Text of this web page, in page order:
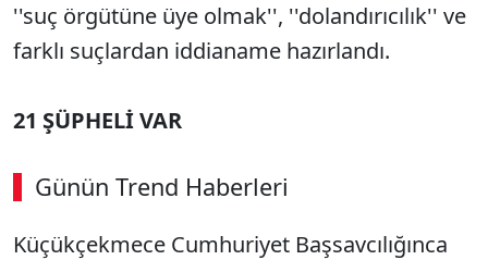
''suç örgütüne üye olmak'', ''dolandırıcılık'' ve
farklı suçlardan iddianame hazırlandı.
21 ŞÜPHELİ VAR
Günün Trend Haberleri
Küçükçekmece Cumhuriyet Başsavcılığınca